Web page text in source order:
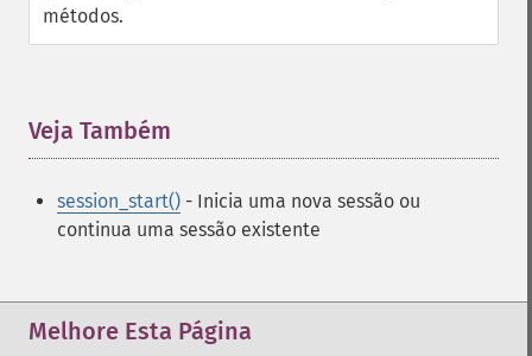
métodos.
Veja Também
session_start() - Inicia uma nova sessão ou
continua uma sessão existente
Melhore Esta Página